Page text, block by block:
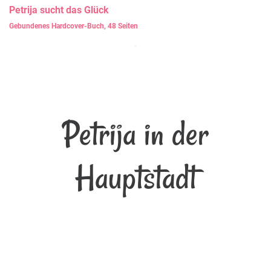
Petrija sucht das Glück
Gebundenes Hardcover-Buch, 48 Seiten
Petrija in der
Hauptstadt